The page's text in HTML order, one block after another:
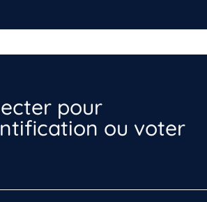
pour
ou voter